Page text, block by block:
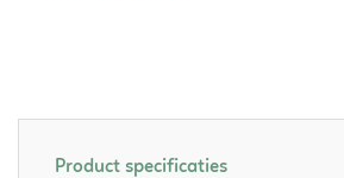
Product specificaties